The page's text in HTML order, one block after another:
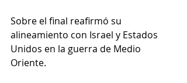
Sobre el final reafirmó su
alineamiento con Israel y Estados
Unidos en la guerra de Medio
Oriente.